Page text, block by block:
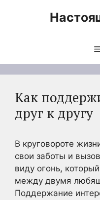
Как
друг к другу
В круговороте
свои заботы и
виду огонь,
между двумя
Поддержание